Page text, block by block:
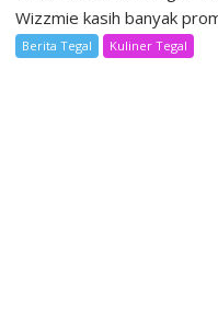
Wizzmie kasih banyak
Berita Tegal Kuliner Tegal